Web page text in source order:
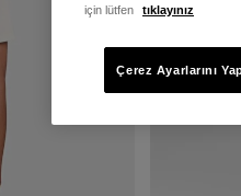
için lütfen
tıklayınız
Çerez Ayarlarını